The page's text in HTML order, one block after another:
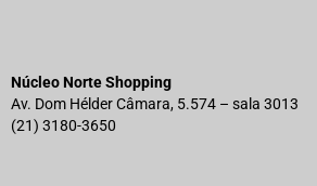
Núcleo Norte Shopping
Av. Dom Hélder Câmara, 5.574 – sala 3013
(21) 3180-3650